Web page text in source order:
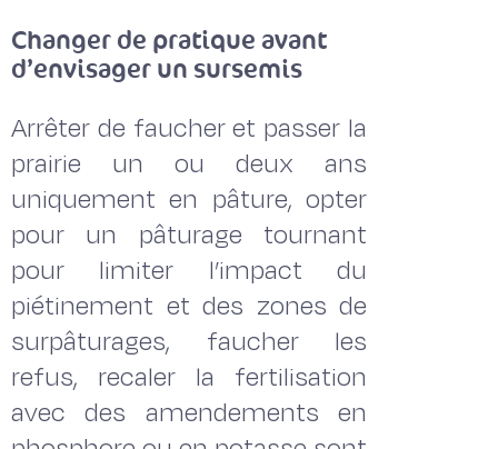
Changer de pratique avant
d’envisager un sursemis
Arrêter de faucher et passer la
prairie un ou deux ans
uniquement en pâture, opter
pour un pâturage tournant
pour limiter l’impact du
piétinement et des zones de
surpâturages, faucher les
refus, recaler la fertilisation
avec des amendements en